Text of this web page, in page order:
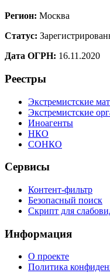
Регион: Москва
Статус:
Дата ОГРН: 16.11.2020
Реестры
Экстремистские
Экстремистские
Иноагенты
НКО
СОНКО
Сервисы
Контент-фильтр
Безопасный поиск
Скрипт для
Информация
О проекте
Политика